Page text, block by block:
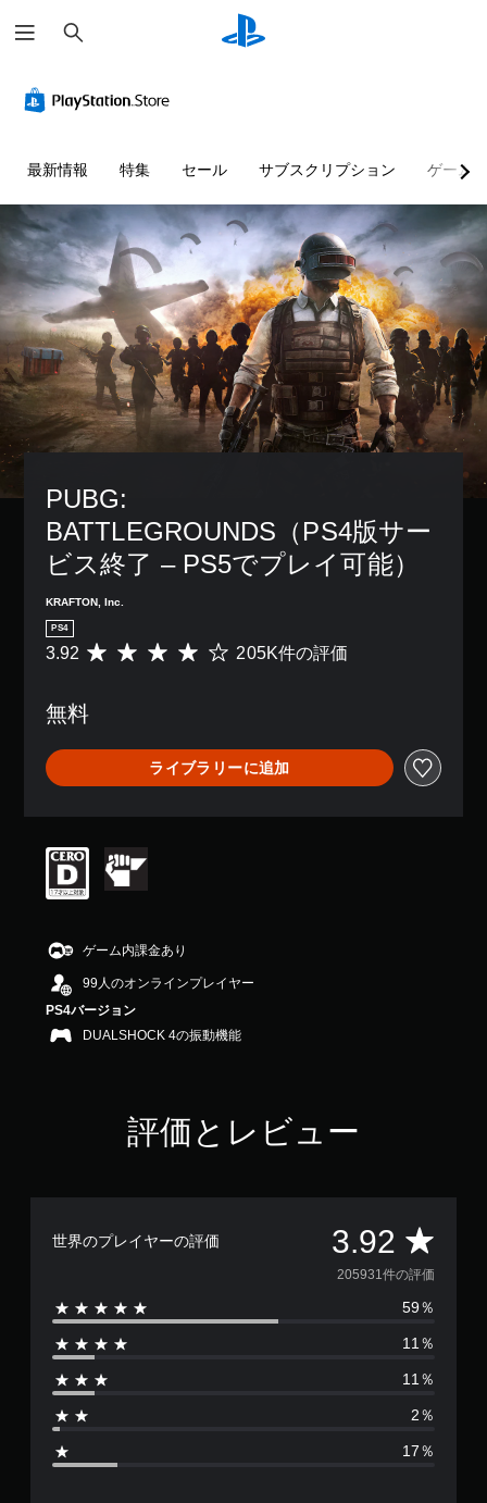
索
最新情報 特集 セール サブスクリプション ゲーム
PUBG:
BATTLEGROUNDS（PS4版サー
ビス終了 – PS5でプレイ可能）
KRAFTON, Inc.
PS4
評
は
0
5
均
評
価
段
中
の
3
3.92 205K件の評価
無料
ライブラリーに追加
ゲーム内課金あり
99人のオンラインプレイヤー
PS4バージョン
DUALSHOCK 4の振動機能
評価とレビュー
世界のプレイヤーの評価 3.92 評
価
数
は
0
205931件の評価
59％
11％
11％
2％
17％